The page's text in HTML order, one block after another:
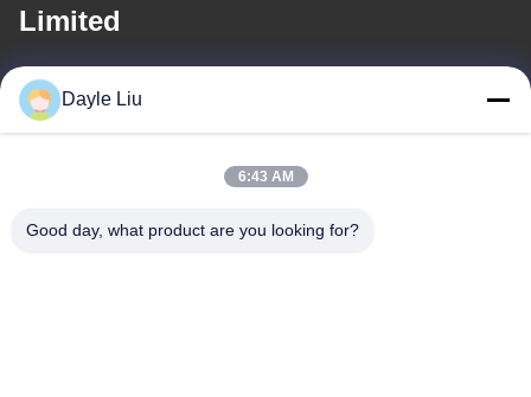
Limited
電子メール
power06@szzhpower.com
住所
Dayle Liu
6:43 AM
Good day, what product are you looking for?